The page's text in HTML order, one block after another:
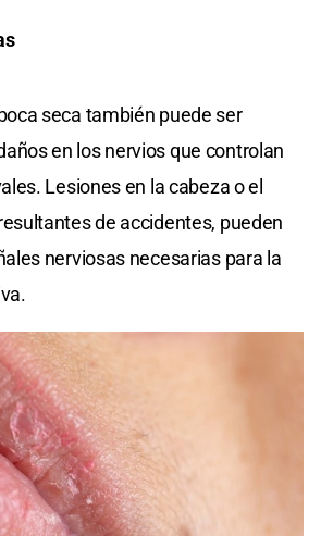
seca también puede ser
en los nervios que controlan
Lesiones en la cabeza o el
de accidentes, pueden
nerviosas necesarias para la